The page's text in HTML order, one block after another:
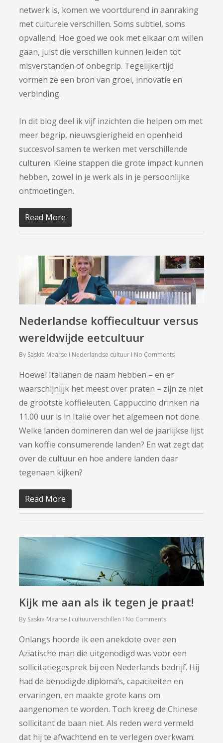
netwerk is, komen we voortdurend in aanraking
met culturele verschillen. Soms subtiel, soms
opvallend. Hoe goed we ook met elkaar om willen
gaan, juist die verschillen kunnen leiden tot
misverstanden of onbegrip. Tegelijkertijd
vormen ze een bron van groei, innovatie en
verbinding.
In dit blog deel ik vijf inzichten die helpen om met
meer begrip, nieuwsgierigheid en openheid
succesvol samen te werken met verschillende
culturen. Kleine stappen die grote impact kunnen
hebben, zowel in je werk als in je persoonlijke
ontmoetingen.
Read More
Nederlandse koffiecultuur versus
wereldwijde eetcultuur
By Saskia Maarse Nederlandse cultuur No Comments
Hoewel Italianen de naam hebben ­– en er
waarschijnlijk het meest over praten – zijn ze niet
de grootste koffieleuten. Cappuccino drinken na
11.00 uur is in Italië over het algemeen not done.
Welke landen domineren dan wel de jaarlijkse lijst
van koffie consumerende landen? En wat zegt dat
over de cultuur en hoe andere landen daar
tegenaan kijken?
Read More
Kijk me aan als ik tegen je praat!
By Saskia Maarse cultuurverschillen No Comments
Onlangs hoorde ik een anekdote over een
Aziatische man die uitgenodigd was voor een
sollicitatiegesprek bij een Nederlands bedrijf. Hij
had de benodigde diploma’s, capaciteiten en
ervaringen, en maakte grote kans om
aangenomen te worden. Toch kreeg de Chinese
sollicitant de baan niet. Als reden werd vermeld
dat hij te afwachtend en te verlegen overkwam: